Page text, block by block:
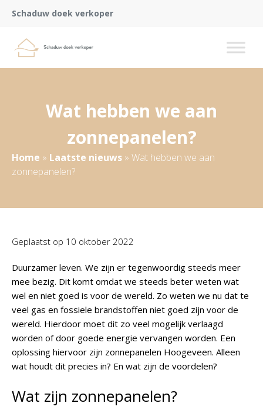
Schaduw doek verkoper
Wat hebben we aan
zonnepanelen?
Home » Laatste nieuws » Wat hebben we aan
zonnepanelen?
Geplaatst op 10 oktober 2022
Duurzamer leven. We zijn er tegenwoordig steeds meer
mee bezig. Dit komt omdat we steeds beter weten wat
wel en niet goed is voor de wereld. Zo weten we nu dat te
veel gas en fossiele brandstoffen niet goed zijn voor de
wereld. Hierdoor moet dit zo veel mogelijk verlaagd
worden of door goede energie vervangen worden. Een
oplossing hiervoor zijn zonnepanelen Hoogeveen. Alleen
wat houdt dit precies in? En wat zijn de voordelen?
Wat zijn zonnepanelen?